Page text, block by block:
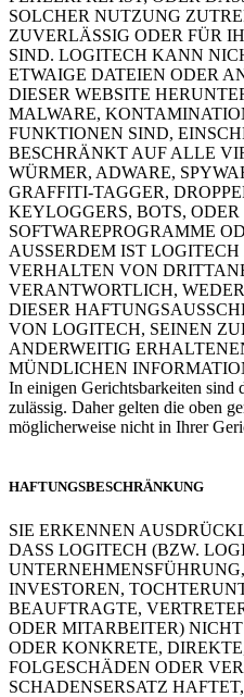
SOLCHER NUTZUNG
ZUVERLÄSSIG ODER FÜR
SIND. LOGITECH KANN
ETWAIGE DATEIEN ODER
DIESER WEBSITE
MALWARE,
FUNKTIONEN SIND,
BESCHRÄNKT AUF ALLE
WÜRMER, ADWARE,
GRAFFITI-TAGGER,
KEYLOGGERS, BOTS,
SOFTWAREPROGRAMME
AUSSERDEM IST
VERHALTEN VON
VERANTWORTLICH,
DIESER
VON LOGITECH, SEINEN
ANDERWEITIG
MÜNDLICHEN
In einigen Gerichtsbarkeiten sind
zulässig. Daher gelten die oben
möglicherweise nicht in Ihrer
HAFTUNGSBESCHRÄNKUNG
SIE ERKENNEN
DASS LOGITECH (BZW.
INVESTOREN,
BEAUFTRAGTE,
ODER MITARBEITER)
ODER KONKRETE,
FOLGESCHÄDEN ODER
SCHADENSERSATZ